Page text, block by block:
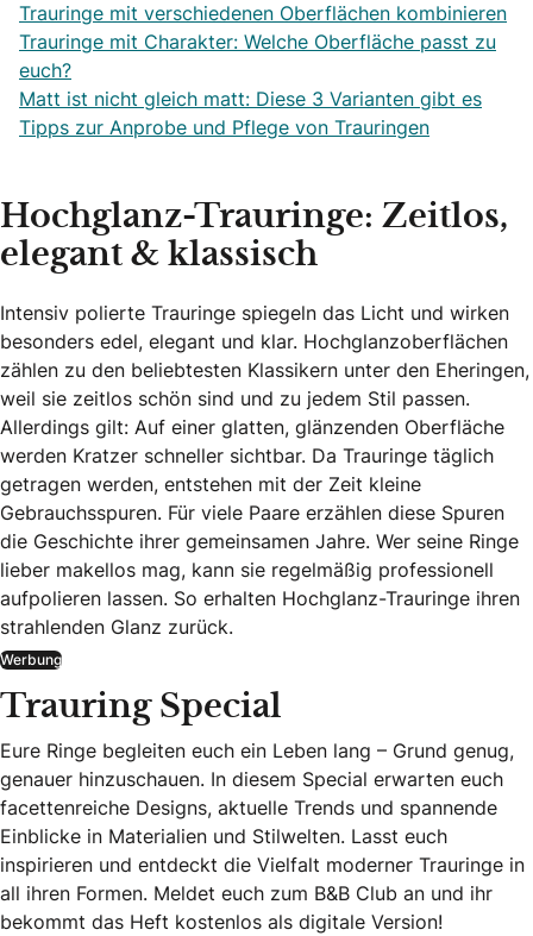
Trauringe mit verschiedenen Oberflächen kombinieren
Trauringe mit Charakter: Welche Oberfläche passt zu
euch?
Matt ist nicht gleich matt: Diese 3 Varianten gibt es
Tipps zur Anprobe und Pflege von Trauringen
Hochglanz-Trauringe: Zeitlos,
elegant & klassisch
Intensiv polierte Trauringe spiegeln das Licht und wirken
besonders edel, elegant und klar. Hochglanzoberflächen
zählen zu den beliebtesten Klassikern unter den Eheringen,
weil sie zeitlos schön sind und zu jedem Stil passen.
Allerdings gilt: Auf einer glatten, glänzenden Oberfläche
werden Kratzer schneller sichtbar. Da Trauringe täglich
getragen werden, entstehen mit der Zeit kleine
Gebrauchsspuren. Für viele Paare erzählen diese Spuren
die Geschichte ihrer gemeinsamen Jahre. Wer seine Ringe
lieber makellos mag, kann sie regelmäßig professionell
aufpolieren lassen. So erhalten Hochglanz-Trauringe ihren
strahlenden Glanz zurück.
Werbung
Trauring Special
Eure Ringe begleiten euch ein Leben lang – Grund genug,
genauer hinzuschauen. In diesem Special erwarten euch
facettenreiche Designs, aktuelle Trends und spannende
Einblicke in Materialien und Stilwelten. Lasst euch
inspirieren und entdeckt die Vielfalt moderner Trauringe in
all ihren Formen. Meldet euch zum B&B Club an und ihr
bekommt das Heft kostenlos als digitale Version!